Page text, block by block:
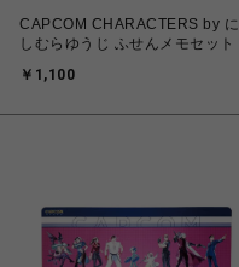
CAPCOM CHARACTERS by に
しむらゆうじ ふせんメモセット
￥1,100